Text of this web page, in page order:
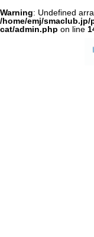
Warning: Undefined
/home/emj/
cat/admin.php on line